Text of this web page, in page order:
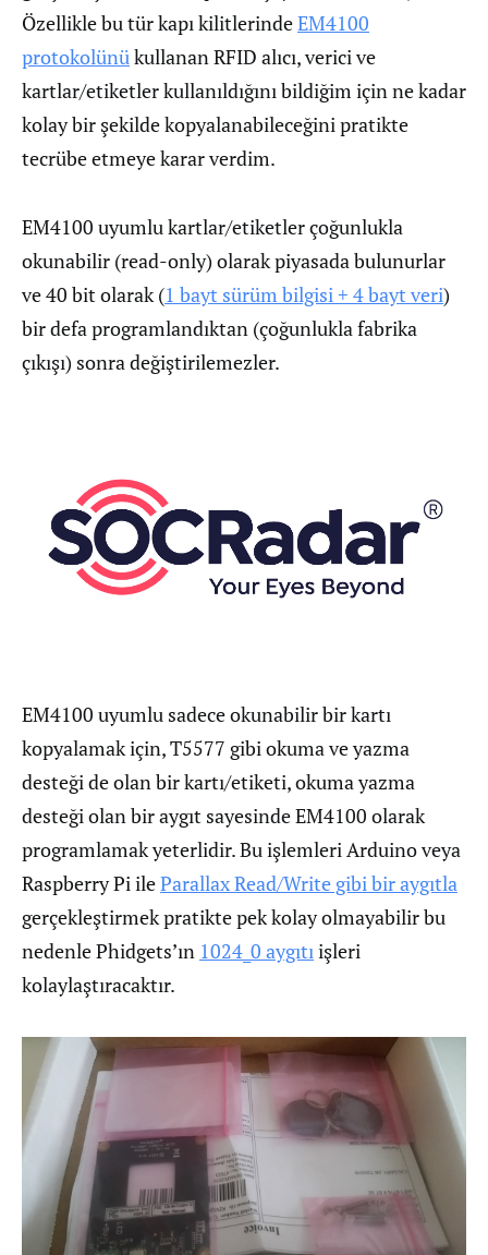
Özellikle bu tür kapı kilitlerindeEM4100
protokolünükullanan RFID alıcı, verici ve
kartlar/etiketler kullanıldığını bildiğim için ne kadar
kolay bir şekilde kopyalanabileceğini pratikte
tecrübe etmeye karar verdim.
EM4100 uyumlu kartlar/etiketler çoğunlukla
okunabilir (read-only) olarak piyasada bulunurlar
ve 40 bit olarak (1 bayt sürüm bilgisi + 4 bayt veri)
bir defa programlandıktan (çoğunlukla fabrika
çıkışı) sonra değiştirilemezler.
EM4100 uyumlu sadece okunabilir bir kartı
kopyalamak için, T5577 gibi okuma ve yazma
desteği de olan bir kartı/etiketi, okuma yazma
desteği olan bir aygıt sayesinde EM4100 olarak
programlamak yeterlidir. Bu işlemleri Arduino veya
Raspberry Pi ileParallax Read/Write gibi bir aygıtla
gerçekleştirmek pratikte pek kolay olmayabilir bu
nedenle Phidgets’ın 1024_0 aygıtıişleri
kolaylaştıracaktır.